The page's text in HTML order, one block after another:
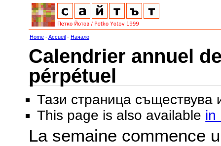
Home -Accueil - Начало
Calendrier annuel
pérpétuel
Тази страница съществува
This page is also available in
La semaine commence